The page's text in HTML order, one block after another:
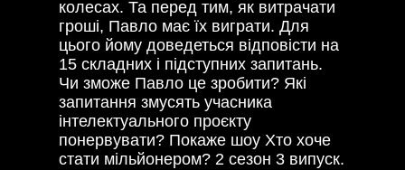
колесах. Та перед тим, як витрачати
гроші, Павло має їх виграти. Для
цього йому доведеться відповісти на
15 складних і підступних запитань.
Чи зможе Павло це зробити? Які
запитання змусять учасника
інтелектуального проєкту
понервувати? Покаже шоу Хто хоче
стати мільйонером? 2 сезон 3 випуск.